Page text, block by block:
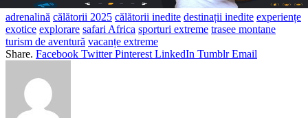
adrenalină călătorii 2025 călătorii inedite destinații inedite experiențe
exotice explorare safari Africa sporturi extreme trasee montane
turism de aventură vacanțe extreme
Share. Facebook Twitter Pinterest LinkedIn Tumblr Email